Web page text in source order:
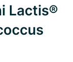
Lactis®